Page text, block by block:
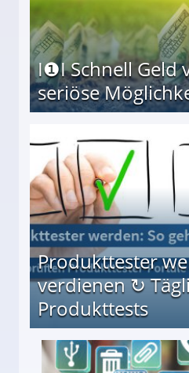
I❶I Schnell Geld
seriöse
Produkttester
verdienen ↻
Produkttests
↻ Täglich neue Produkttests